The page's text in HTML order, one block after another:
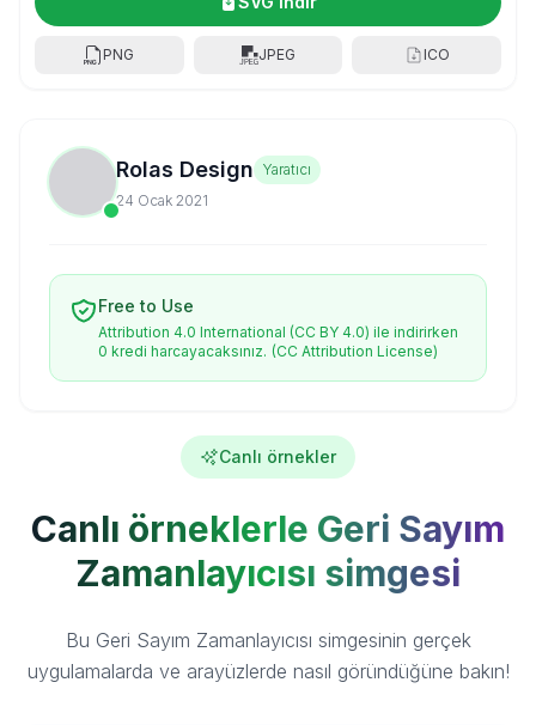
PNG JPEG ICO
Rolas Design Yaratıcı
24 Ocak 2021
Free to Use
Attribution 4.0 International (CC BY 4.0) ile indirirken
0 kredi harcayacaksınız. (CC Attribution License)
Canlı örnekler
Canlı örneklerle Geri Sayım
Zamanlayıcısı simgesi
Bu Geri Sayım Zamanlayıcısı simgesinin gerçek
uygulamalarda ve arayüzlerde nasıl göründüğüne bakın!